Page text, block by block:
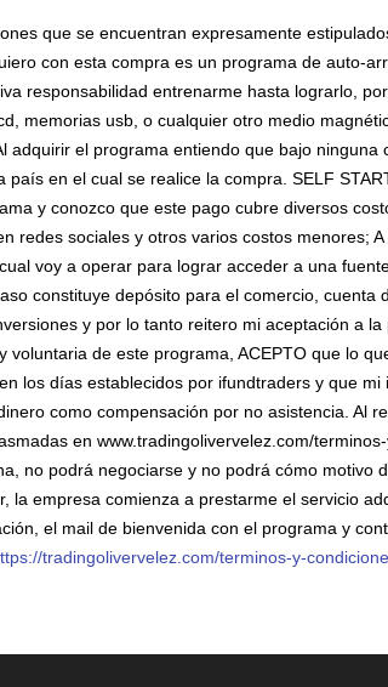
que se encuentran expresamente
con esta compra es un programa de auto-
responsabilidad entrenarme hasta lograrlo,
memorias usb, o cualquier otro medio
el programa entiendo que bajo ninguna
en el cual se realice la compra. SELF
y conozco que este pago cubre diversos
redes sociales y otros varios costos menores;
voy a operar para lograr acceder a una
constituye depósito para el comercio, cuenta
y por lo tanto reitero mi aceptación a la
de este programa, ACEPTO que lo
los días establecidos por ifundtraders y que mi
como compensación por no asistencia. Al
en www.tradingolivervelez.com/
no podrá negociarse y no podrá cómo motivo
empresa comienza a prestarme el servicio
el mail de bienvenida con el programa y
tradingolivervelez.com/terminos-y-